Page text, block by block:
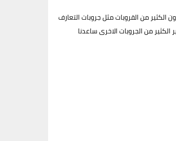
من القروبات مثل جروبات التعارف
من الجروبات الاخرى ساعدنا